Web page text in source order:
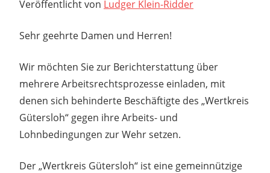
Veröffentlicht von Ludger Klein-Ridder
Sehr geehrte Damen und Herren!
Wir möchten Sie zur Berichterstattung über
mehrere Arbeitsrechtsprozesse einladen, mit
denen sich behinderte Beschäftigte des „Wertkreis
Gütersloh“ gegen ihre Arbeits- und
Lohnbedingungen zur Wehr setzen.
Der „Wertkreis Gütersloh“ ist eine gemeinnützige